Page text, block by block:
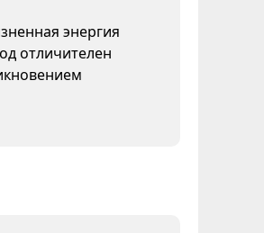
энергия
отличителен